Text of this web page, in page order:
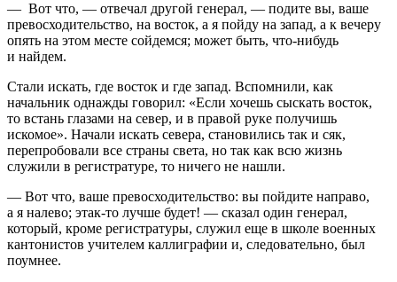
— Вот что, — отвечал другой генерал, — подите вы, ваше
превосходительство, на восток, а я пойду на запад, а к вечеру
опять на этом месте сойдемся; может быть, что-нибудь
и найдем.
Стали искать, где восток и где запад. Вспомнили, как
начальник однажды говорил: «Если хочешь сыскать восток,
то встань глазами на север, и в правой руке получишь
искомое». Начали искать севера, становились так и сяк,
перепробовали все страны света, но так как всю жизнь
служили в регистратуре, то ничего не нашли.
— Вот что, ваше превосходительство: вы пойдите направо,
а я налево; этак-то лучше будет! — сказал один генерал,
который, кроме регистратуры, служил еще в школе военных
кантонистов учителем каллиграфии и, следовательно, был
поумнее.